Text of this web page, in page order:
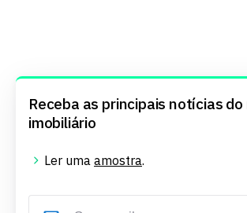
Receba as principais notícias
imobiliário
Ler uma amostra.